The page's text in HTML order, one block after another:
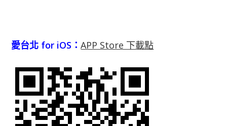
愛台北 for iOS：APP Store 下載點